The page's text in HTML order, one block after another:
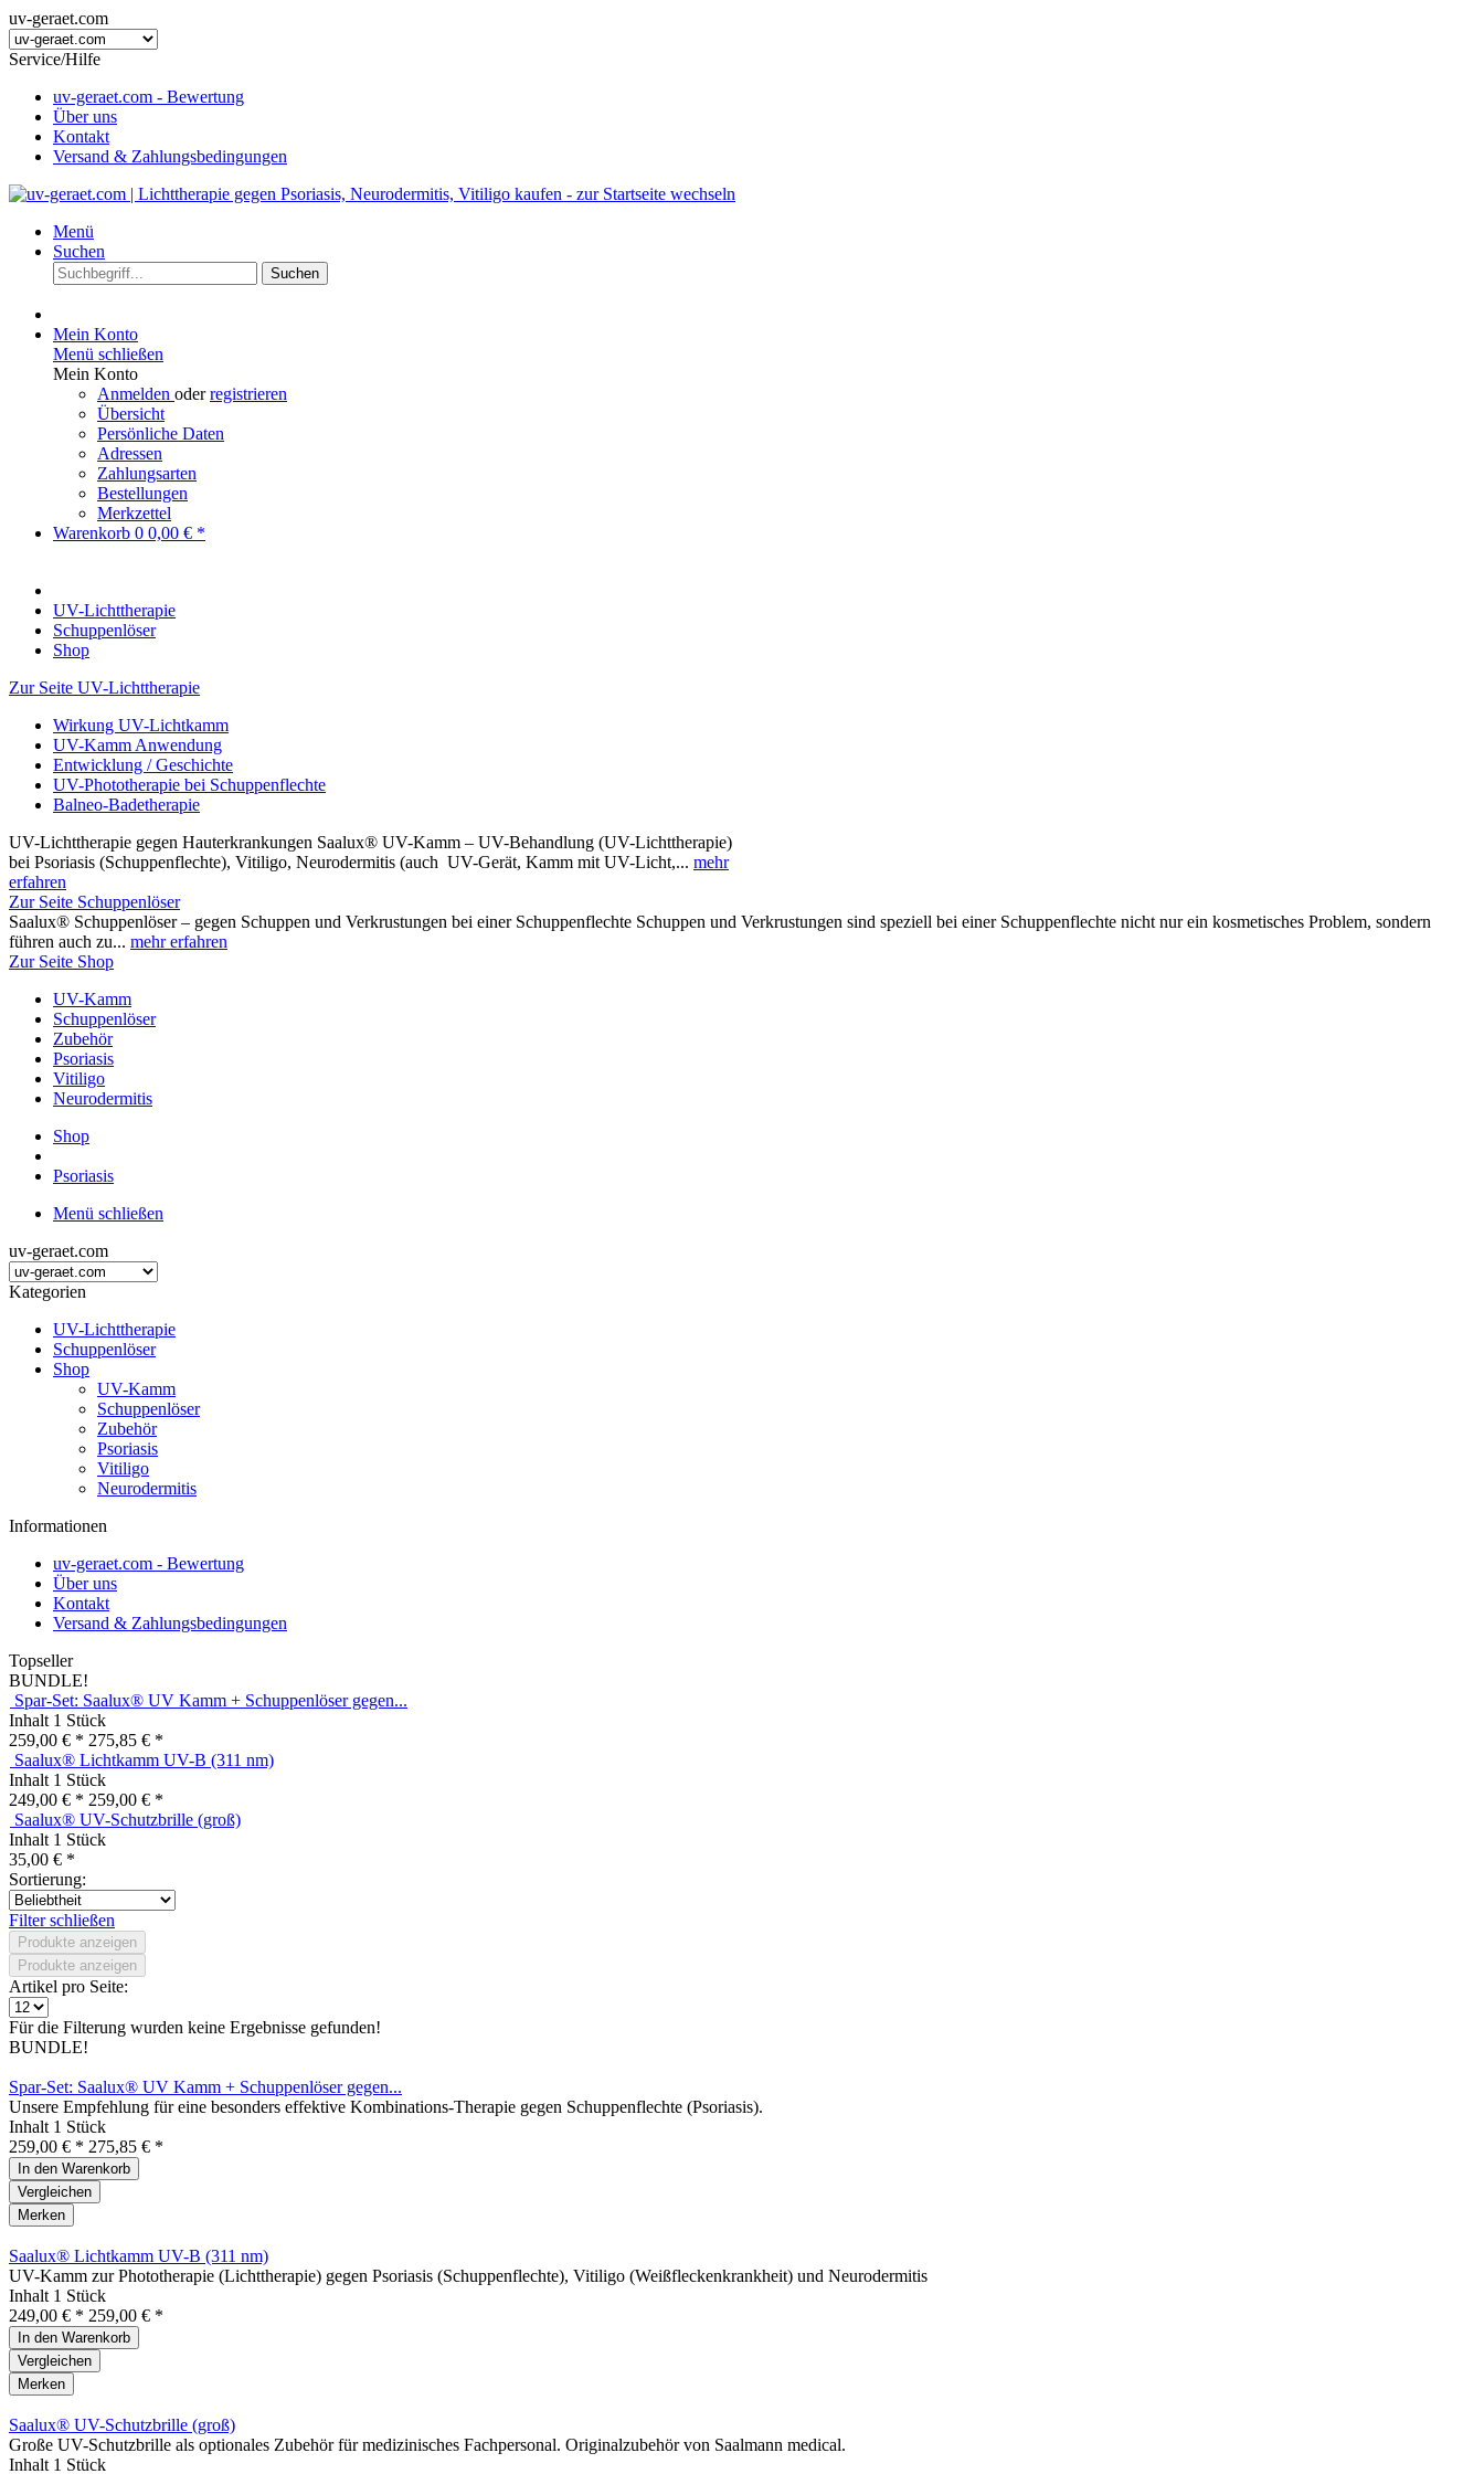
uv-geraet.com
Service/Hilfe
uv-geraet.com - Bewertung
Über uns
Kontakt
Versand & Zahlungsbedingungen
Menü
Suchen
Suchen
Mein Konto
Menü schließen
Mein Konto
Anmelden oderregistrieren
Übersicht
Persönliche Daten
Adressen
Zahlungsarten
Bestellungen
Merkzettel
Warenkorb 0 0,00 € *
UV-Lichttherapie
Schuppenlöser
Shop
Zur Seite UV-Lichttherapie
Wirkung UV-Lichtkamm
UV-Kamm Anwendung
Entwicklung / Geschichte
UV-Phototherapie bei Schuppenflechte
Balneo-Badetherapie
UV-Lichttherapie gegen Hauterkrankungen Saalux® UV-Kamm – UV-Behandlung (UV-Lichttherapie)
bei Psoriasis (Schuppenflechte), Vitiligo, Neurodermitis (auch UV-Gerät, Kamm mit UV-Licht,... mehr
erfahren
Zur Seite Schuppenlöser
Saalux® Schuppenlöser – gegen Schuppen und Verkrustungen bei einer Schuppenflechte Schuppen und Verkrustungen sind speziell bei einer Schuppenflechte nicht nur ein kosmetisches Problem, sondern
führen auch zu... mehr erfahren
Zur Seite Shop
UV-Kamm
Schuppenlöser
Zubehör
Psoriasis
Vitiligo
Neurodermitis
Shop
Psoriasis
Menü schließen
uv-geraet.com
Kategorien
UV-Lichttherapie
Schuppenlöser
Shop
UV-Kamm
Schuppenlöser
Zubehör
Psoriasis
Vitiligo
Neurodermitis
Informationen
uv-geraet.com - Bewertung
Über uns
Kontakt
Versand & Zahlungsbedingungen
Topseller
BUNDLE!
Spar-Set: Saalux® UV Kamm + Schuppenlöser gegen...
Inhalt 1 Stück
259,00 € * 275,85 € *
Saalux® Lichtkamm UV-B (311 nm)
Inhalt 1 Stück
249,00 € * 259,00 € *
Saalux® UV-Schutzbrille (groß)
Inhalt 1 Stück
35,00 € *
Sortierung:
Filter schließen
Produkte anzeigen
Produkte anzeigen
Artikel pro Seite:
Für die Filterung wurden keine Ergebnisse gefunden!
BUNDLE!
Spar-Set: Saalux® UV Kamm + Schuppenlöser gegen...
Unsere Empfehlung für eine besonders effektive Kombinations-Therapie gegen Schuppenflechte (Psoriasis).
Inhalt 1 Stück
259,00 € * 275,85 € *
In den Warenkorb
Vergleichen
Merken
Saalux® Lichtkamm UV-B (311 nm)
UV-Kamm zur Phototherapie (Lichttherapie) gegen Psoriasis (Schuppenflechte), Vitiligo (Weißfleckenkrankheit) und Neurodermitis
Inhalt 1 Stück
249,00 € * 259,00 € *
In den Warenkorb
Vergleichen
Merken
Saalux® UV-Schutzbrille (groß)
Große UV-Schutzbrille als optionales Zubehör für medizinisches Fachpersonal. Originalzubehör von Saalmann medical.
Inhalt 1 Stück